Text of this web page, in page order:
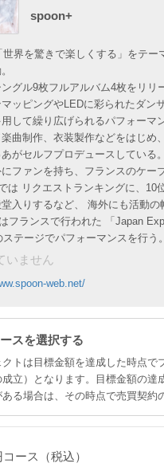
ます。着々と目標が現実に変
ています。
への挑戦、どうかご賛同お願
成のボーナスリ
クトが150万円以上でサクセ
プランをご支援してくださっ
として
ンライブスタッフパスレプ
プレゼントします！
spoon+
世界を驚きで楽しくする」をテー
グル9枚フルアルバム4枚をリリ
ッピングやLEDに彩られたダン
して繰り広げられるパフォーマ
曲制作、衣装製作などをはじめ
がセルフプロデュースしている
ファンを持ち、フランスのケー
は リクエストランキングに、10
入りするなど、 海外にも活動の
フランスで行われた 「Japan
テージでパフォーマンスを行う。
いません
web.net/
スを選択する
トは目標金額を達成した時点で
成立）となります。目標金額の達
る場合は、その時点で売買契約
コース（税込）